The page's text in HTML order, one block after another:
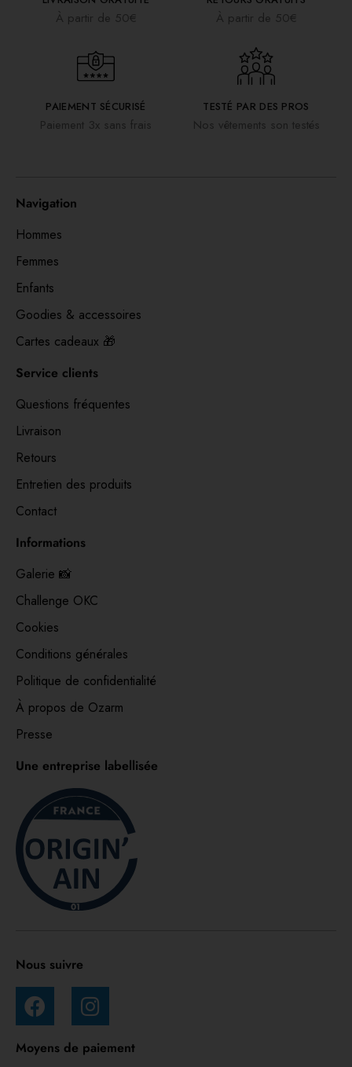
À partir de 50€ À partir de 50€
PAIEMENT SÉCURISÉ
Paiement 3x sans frais
TESTÉ PAR DES PROS
Nos vêtements son testés
Navigation
Hommes
Femmes
Enfants
Goodies & accessoires
Cartes cadeaux 🎁
Service clients
Questions fréquentes
Livraison
Retours
Entretien des produits
Contact
Informations
Galerie 📸
Challenge OKC
Cookies
Conditions générales
Politique de confidentialité
À propos de Ozarm
Presse
Une entreprise labellisée
Nous suivre
Moyens de paiement